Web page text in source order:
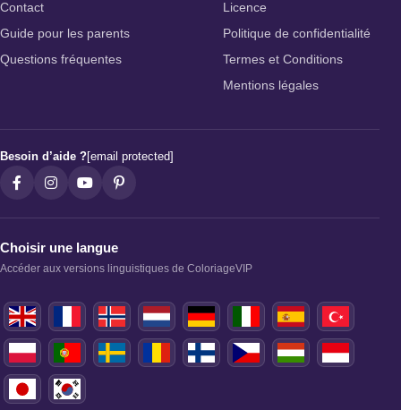
Contact
Guide pour les parents
Questions fréquentes
Licence
Politique de confidentialité
Termes et Conditions
Mentions légales
Besoin d’aide ?[email protected]
Choisir une langue
Accéder aux versions linguistiques de ColoriageVIP